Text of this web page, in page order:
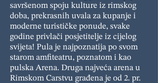
savršenom spoju kulture iz rimskog
doba, prekrasnih uvala za kupanje i
moderne turističke ponude, svake
godine privlači posjetitelje iz cijelog
svijeta! Pula je najpoznatija po svom
starom amfiteatru, poznatom i kao
pulska Arena. Druga najveća arena u
Rimskom Carstvu građena je od 2. pr.